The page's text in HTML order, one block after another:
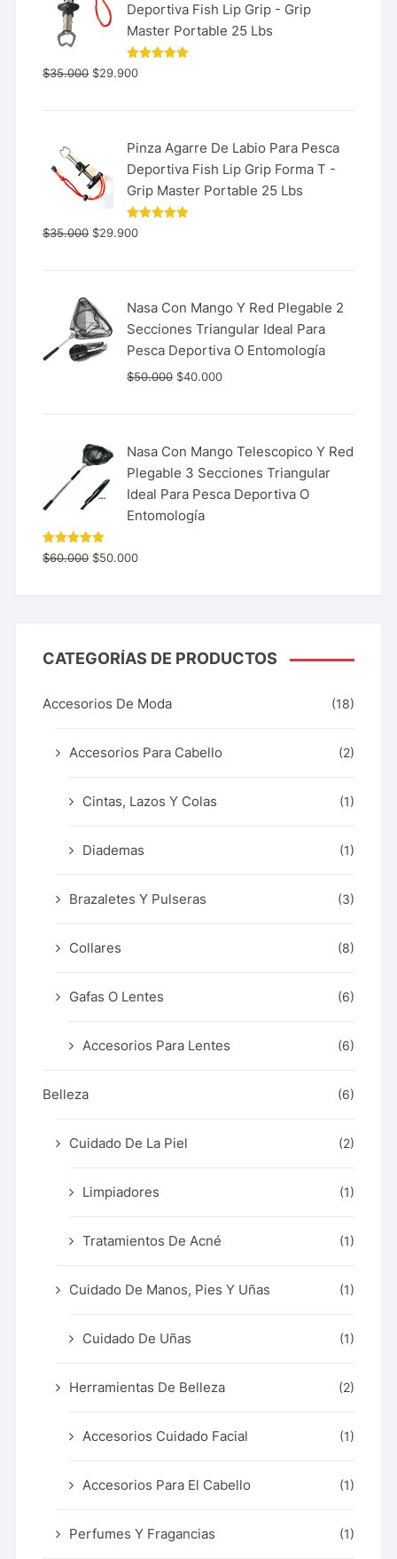
Deportiva Fish Lip Grip - Grip
Master Portable 25 Lbs
Valorado
con
$35.000 $29.900
Pinza Agarre De Labio Para Pesca
Deportiva Fish Lip Grip Forma T -
Grip Master Portable 25 Lbs
Valorado
con
$35.000 $29.900
Nasa Con Mango Y Red Plegable 2
Secciones Triangular Ideal Para
Pesca Deportiva O Entomología
$50.000 $40.000
Nasa Con Mango Telescopico Y Red
Plegable 3 Secciones Triangular
Ideal Para Pesca Deportiva O
Entomología
Valorado
con 5.00
$60.000 $50.000
CATEGORÍAS DE PRODUCTOS
Accesorios De Moda (18)
Accesorios Para Cabello (2)
Cintas, Lazos Y Colas (1)
Diademas (1)
Brazaletes Y Pulseras (3)
Collares (8)
Gafas O Lentes (6)
Accesorios Para Lentes (6)
Belleza (6)
Cuidado De La Piel (2)
Limpiadores (1)
Tratamientos De Acné (1)
Cuidado De Manos, Pies Y Uñas (1)
Cuidado De Uñas (1)
Herramientas De Belleza (2)
Accesorios Cuidado Facial (1)
Accesorios Para El Cabello (1)
Perfumes Y Fragancias (1)